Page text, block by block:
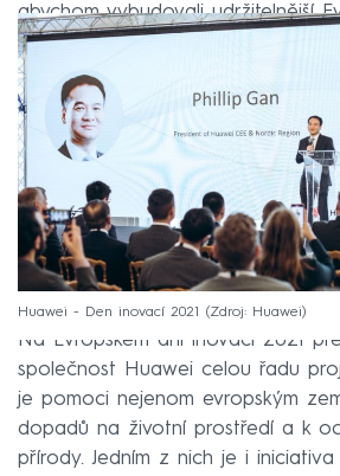
abychom vybudovali udržitelnější
Huawei - Den inovací 2021 Zdroj: Huawei
Na Evropském dni inovací 2021
společnost Huawei celou řadu
je pomoci nejenom evropským
dopadů na životní prostředí a k
přírody. Jedním z nich je i iniciativa